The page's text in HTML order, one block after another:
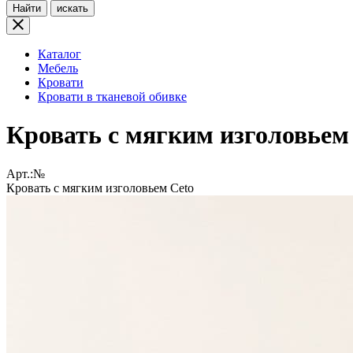
Найти искать
Каталог
Мебель
Кровати
Кровати в тканевой обивке
Кровать с мягким
Арт.:№
Кровать с мягким изголовьем Ceto